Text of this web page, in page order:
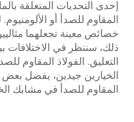
إحدى التحديات المتعلقة
المقاوم للصدأ أو
خصائص معينة تجعلهما
ذلك، سننظر في الاختلافات
التعليق. الفولاذ المقاوم
الخيارين جيدين، يفضل بعض
المقاوم للصدأ في مشابك